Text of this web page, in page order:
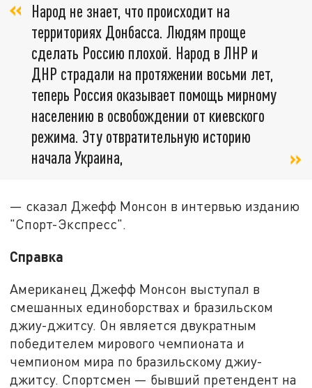
Народ не знает, что происходит на
территориях Донбасса. Людям проще
сделать Россию плохой. Народ в ЛНР и
ДНР страдали на протяжении восьми лет,
теперь Россия оказывает помощь мирному
населению в освобождении от киевского
режима. Эту отвратительную историю
начала Украина,
— сказал Джефф Монсон в интервью изданию
"Спорт-Экспресс".
Справка
Американец Джефф Монсон выступал в
смешанных единоборствах и бразильском
джиу-джитсу. Он является двукратным
победителем мирового чемпионата и
чемпионом мира по бразильскому джиу-
джитсу. Спортсмен — бывший претендент на